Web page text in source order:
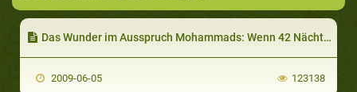
Das Wunder im Ausspruch Mohammads: Wenn 42 Nächte über den Tropfen (Nutfah) vergehen
2009-06-05 123138